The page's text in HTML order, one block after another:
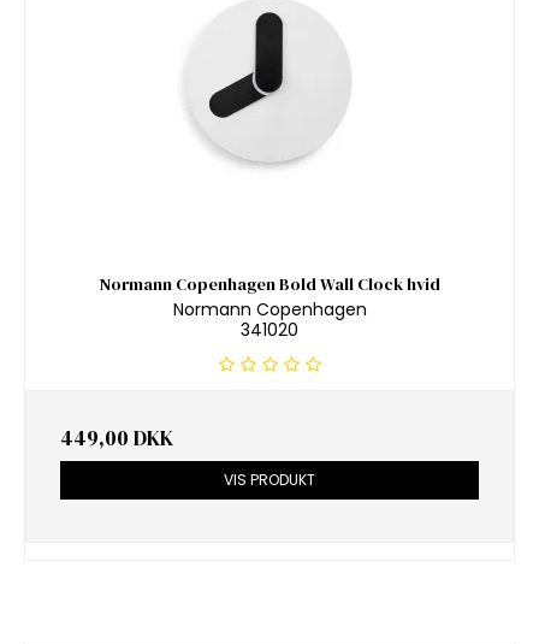
Normann Copenhagen Bold Wall Clock hvid
Normann Copenhagen
341020
449,00 DKK
VIS PRODUKT